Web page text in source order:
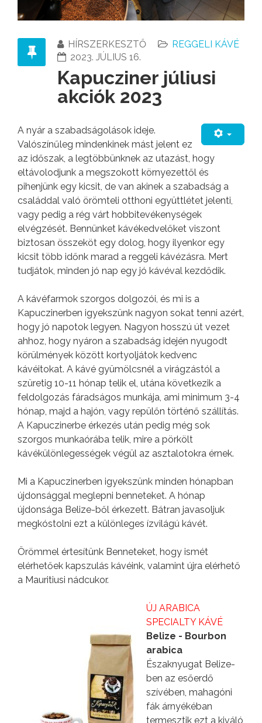
HÍRSZERKESZTŐ
REGGELI KÁVÉ
2023. JÚLIUS 16.
Kapucziner júliusi
akciók 2023
A nyár a szabadságolások ideje.
Valószínűleg mindenkinek mást jelent ez
az időszak, a legtöbbünknek az utazást, hogy
eltávolodjunk a megszokott környezettől és
pihenjünk egy kicsit, de van akinek a szabadság a
családdal való örömteli otthoni együttlétet jelenti,
vagy pedig a rég várt hobbitevékenységek
elvégzését. Bennünket kávékedvelőket viszont
biztosan összeköt egy dolog, hogy ilyenkor egy
kicsit több időnk marad a reggeli kávézásra. Mert
tudjátok, minden jó nap egy jó kávéval kezdődik.
A kávéfarmok szorgos dolgozói, és mi is a
Kapuczinerben igyekszünk nagyon sokat tenni azért,
hogy jó napotok legyen. Nagyon hosszú út vezet
ahhoz, hogy nyáron a szabadság idején nyugodt
körülmények között kortyoljátok kedvenc
kávéitokat. A kávé gyümölcsnél a virágzástól a
szüretig 10-11 hónap telik el, utána következik a
feldolgozás fáradságos munkája, ami minimum 3-4
hónap, majd a hajón, vagy repülőn történő szállítás.
A Kapuczinerbe érkezés után pedig még sok
szorgos munkaórába telik, mire a pörkölt
kávékülönlegességek végül az asztalotokra érnek.
Mi a Kapuczinerben igyekszünk minden hónapban
újdonsággal meglepni benneteket. A hónap
újdonsága Belize-ből érkezett. Bátran javasoljuk
megkóstolni ezt a különleges ízvilágú kávét.
Örömmel értesítünk Benneteket, hogy ismét
elérhetőek kapszulás kávéink, valamint újra elérhető
a Mauritiusi nádcukor.
ÚJ ARABICA
SPECIALTY KÁVÉ
Belize - Bourbon
arabica
Északnyugat Belize-
ben az esőerdő
szívében, mahagóni
fák árnyékéban
termesztik ezt a kiváló